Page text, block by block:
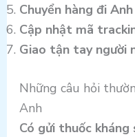
Chuyển hàng đi Anh
Cập nhật mã
Giao tận tay người
Những câu hỏi
Anh
Có gửi thuốc kháng